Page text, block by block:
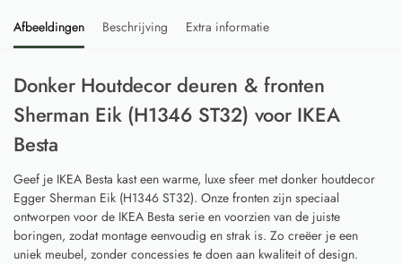
Afbeeldingen Beschrijving Extra informatie
Donker Houtdecor deuren & fronten
Sherman Eik (H1346 ST32) voor IKEA
Besta
Geef je IKEA Besta kast een warme, luxe sfeer met donker houtdecor
Egger Sherman Eik (H1346 ST32). Onze fronten zijn speciaal
ontworpen voor de IKEA Besta serie en voorzien van de juiste
boringen, zodat montage eenvoudig en strak is. Zo creëer je een
uniek meubel, zonder concessies te doen aan kwaliteit of design.